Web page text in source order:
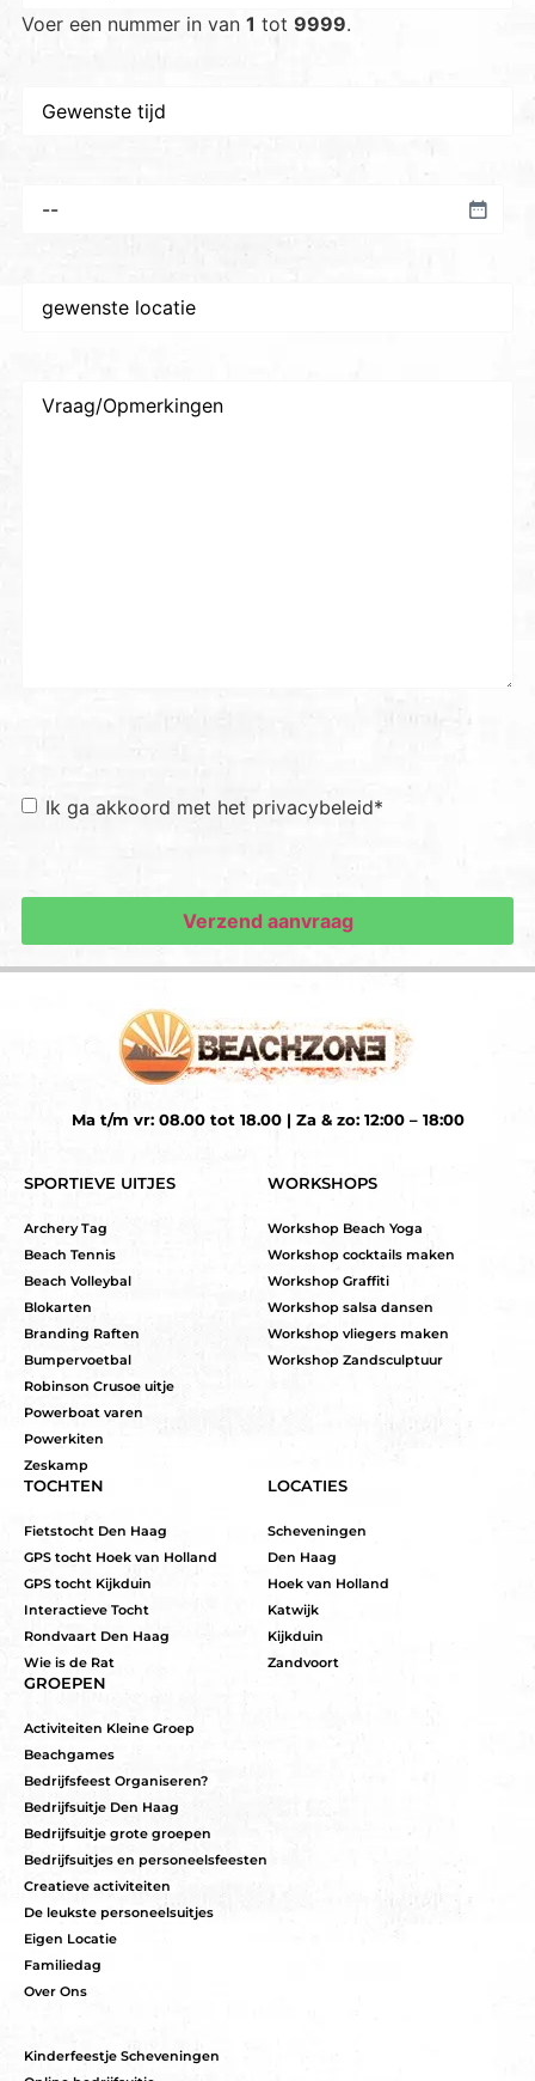
Voer een nummer in van 1 tot 9999.
tijd
plaats/locatie*
Toestemming*
Ik ga akkoord met het privacybeleid*
Ma t/m vr: 08.00 tot 18.00 | Za & zo: 12:00 – 18:00
SPORTIEVE UITJES
Archery Tag
Beach Tennis
Beach Volleybal
Blokarten
Branding Raften
Bumpervoetbal
Robinson Crusoe uitje
Powerboat varen
Powerkiten
Zeskamp
WORKSHOPS
Workshop Beach Yoga
Workshop cocktails maken
Workshop Graffiti
Workshop salsa dansen
Workshop vliegers maken
Workshop Zandsculptuur
TOCHTEN
Fietstocht Den Haag
GPS tocht Hoek van Holland
GPS tocht Kijkduin
Interactieve Tocht
Rondvaart Den Haag
Wie is de Rat
LOCATIES
Scheveningen
Den Haag
Hoek van Holland
Katwijk
Kijkduin
Zandvoort
GROEPEN
Activiteiten Kleine Groep
Beachgames
Bedrijfsfeest Organiseren?
Bedrijfsuitje Den Haag
Bedrijfsuitje grote groepen
Bedrijfsuitjes en personeelsfeesten
Creatieve activiteiten
De leukste personeelsuitjes
Eigen Locatie
Familiedag
Over Ons
Kinderfeestje Scheveningen